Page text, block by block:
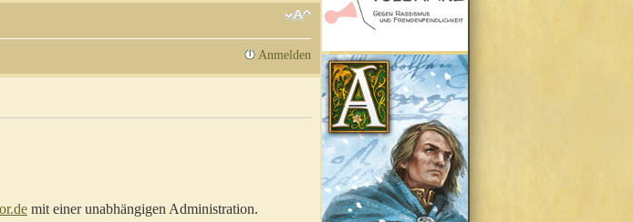
Anmelden
mit einer unabhängigen Administration.